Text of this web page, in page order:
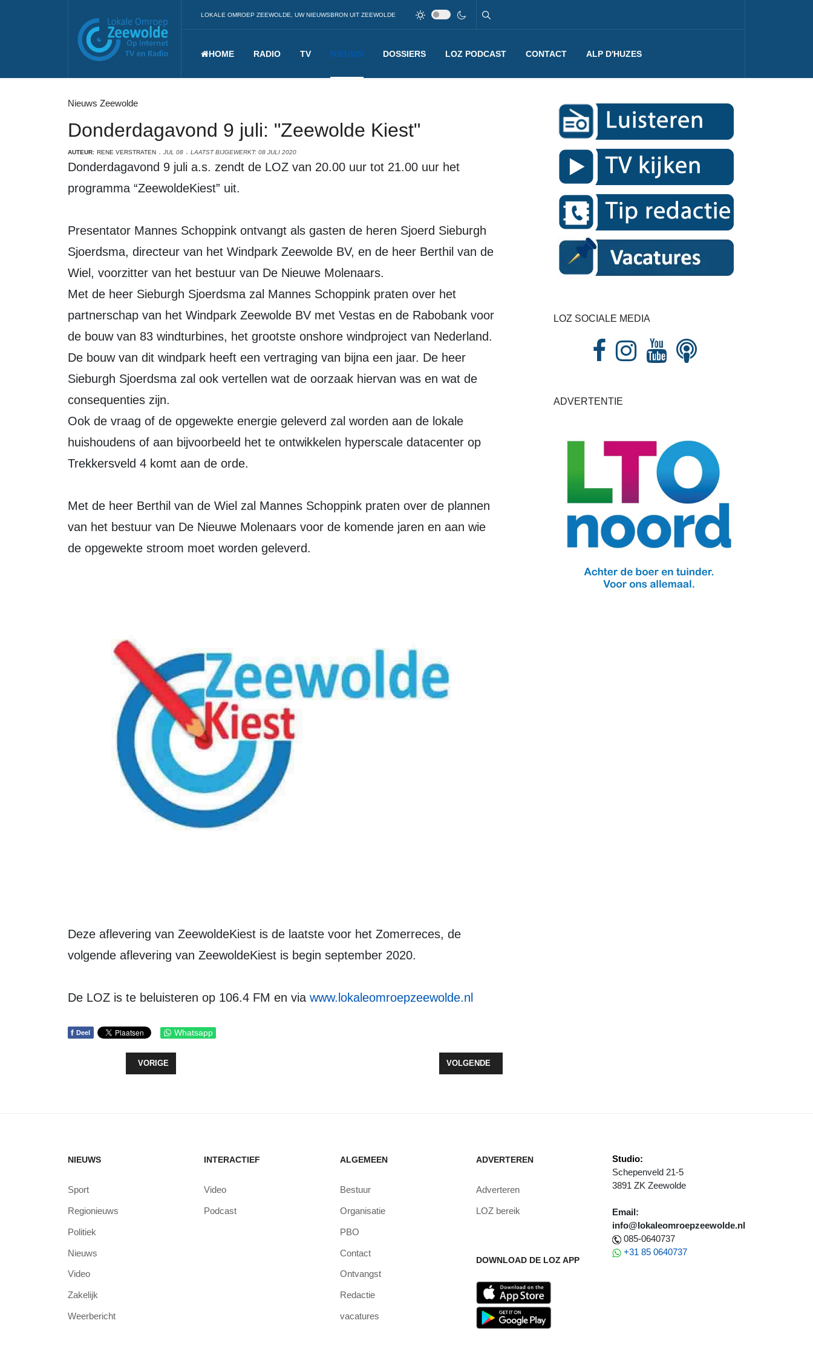
LOKALE OMROEP ZEEWOLDE, UW NIEUWSBRON UIT ZEEWOLDE
HOME RADIO TV NIEUWS DOSSIERS LOZ PODCAST CONTACT ALP D'HUZES
Nieuws Zeewolde
Donderdagavond 9 juli: "Zeewolde Kiest"
AUTEUR: RENE VERSTRATEN JUL 08 LAATST BIJGEWERKT: 08 JULI 2020
Donderdagavond 9 juli a.s. zendt de LOZ van 20.00 uur tot 21.00 uur het
programma “ZeewoldeKiest” uit.
Presentator Mannes Schoppink ontvangt als gasten de heren Sjoerd Sieburgh
Sjoerdsma, directeur van het Windpark Zeewolde BV, en de heer Berthil van de
Wiel, voorzitter van het bestuur van De Nieuwe Molenaars.
Met de heer Sieburgh Sjoerdsma zal Mannes Schoppink praten over het
partnerschap van het Windpark Zeewolde BV met Vestas en de Rabobank voor
de bouw van 83 windturbines, het grootste onshore windproject van Nederland.
De bouw van dit windpark heeft een vertraging van bijna een jaar. De heer
Sieburgh Sjoerdsma zal ook vertellen wat de oorzaak hiervan was en wat de
consequenties zijn.
Ook de vraag of de opgewekte energie geleverd zal worden aan de lokale
huishoudens of aan bijvoorbeeld het te ontwikkelen hyperscale datacenter op
Trekkersveld 4 komt aan de orde.
Met de heer Berthil van de Wiel zal Mannes Schoppink praten over de plannen
van het bestuur van De Nieuwe Molenaars voor de komende jaren en aan wie
de opgewekte stroom moet worden geleverd.
Deze aflevering van ZeewoldeKiest is de laatste voor het Zomerreces, de
volgende aflevering van ZeewoldeKiest is begin september 2020.
De LOZ is te beluisteren op 106.4 FM en via www.lokaleomroepzeewolde.nl
f Deel Whatsapp
VORIG ARTIKEL: EGZ HEEFT EIGEN PLEK IN ZEEWOLDE
VORIGE VOLGENDE ARTIKEL: AANVRAGENSTOP WOONFUNCTIES OP KBT
VOLGENDE
LOZ SOCIALE MEDIA
ADVERTENTIE
NIEUWS
Sport
Regionieuws
Politiek
Nieuws
Video
Zakelijk
Weerbericht
INTERACTIEF
Video
Podcast
ALGEMEEN
Bestuur
Organisatie
PBO
Contact
Ontvangst
Redactie
vacatures
ADVERTEREN
Adverteren
LOZ bereik
DOWNLOAD DE LOZ APP
Studio:
Schepenveld 21-5
3891 ZK Zeewolde
Email:
info@lokaleomroepzeewolde.nl
085-0640737
+31 85 0640737